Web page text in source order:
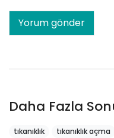
Daha Fazla
tıkanıklık tıkanıklık açma